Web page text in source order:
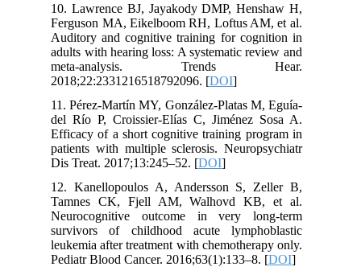
10. Lawrence BJ, Jayakody DMP, Henshaw H,
Ferguson MA, Eikelboom RH, Loftus AM, et al.
Auditory and cognitive training for cognition in
adults with hearing loss: A systematic review and
meta-analysis. Trends Hear.
2018;22:2331216518792096. [DOI
11. Pérez-Martín MY, González-Platas M, Eguía-
del Río P, Croissier-Elías C, Jiménez Sosa A.
Efficacy of a short cognitive training program in
patients with multiple sclerosis. Neuropsychiatr
Dis Treat. 2017;13:245–52. [DOI
12. Kanellopoulos A, Andersson S, Zeller B,
Tamnes CK, Fjell AM, Walhovd KB, et al.
Neurocognitive outcome in very long-term
survivors of childhood acute lymphoblastic
leukemia after treatment with chemotherapy only.
Pediatr Blood Cancer. 2016;63(1):133–8. [DOI